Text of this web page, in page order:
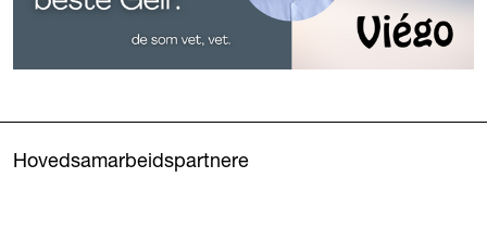
Hovedsamarbeidspartnere